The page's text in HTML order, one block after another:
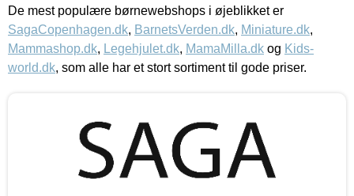
De mest populære børnewebshops i øjeblikket er
SagaCopenhagen.dk, BarnetsVerden.dk, Miniature.dk,
Mammashop.dk, Legehjulet.dk, MamaMilla.dk og Kids-
world.dk, som alle har et stort sortiment til gode priser.